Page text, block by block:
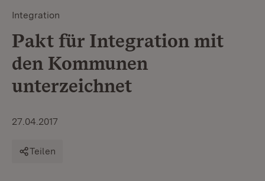
Integration
Pakt für Integration mit
den Kommunen
unterzeichnet
27.04.2017
Teilen